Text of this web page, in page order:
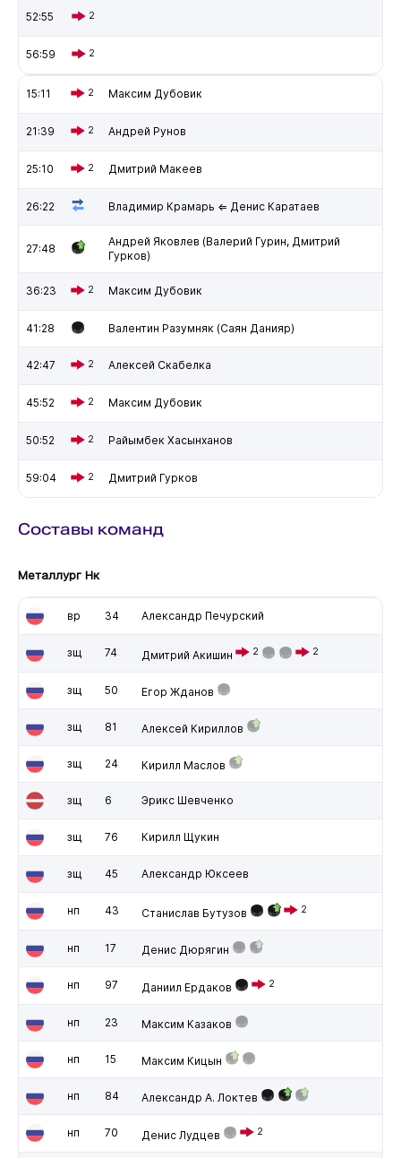
52:55 2
56:59 2
15:11 2 Максим Дубовик
21:39 2 Андрей Рунов
25:10 2 Дмитрий Макеев
26:22 Владимир Крамарь ⇐ Денис Каратаев
27:48
Андрей Яковлев (Валерий Гурин, Дмитрий
Гурков)
36:23 2 Максим Дубовик
41:28 Валентин Разумняк (Саян Данияр)
42:47 2 Алексей Скабелка
45:52 2 Максим Дубовик
50:52 2 Райымбек Хасынханов
59:04 2 Дмитрий Гурков
Составы команд
Металлург Нк
вр 34 Александр Печурский
зщ 74 Дмитрий Акишин 2 2
зщ 50 Егор Жданов
зщ 81 Алексей Кириллов
зщ 24 Кирилл Маслов
зщ 6 Эрикс Шевченко
зщ 76 Кирилл Щукин
зщ 45 Александр Юксеев
нп 43 Станислав Бутузов 2
нп 17 Денис Дюрягин
нп 97 Даниил Ердаков 2
нп 23 Максим Казаков
нп 15 Максим Кицын
нп 84 Александр А. Локтев
нп 70 Денис Лудцев 2